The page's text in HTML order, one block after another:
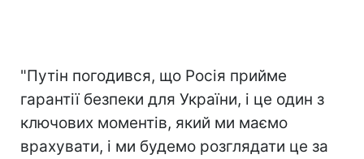
"Путін погодився, що Росія прийме
гарантії безпеки для України, і це один з
ключових моментів, який ми маємо
врахувати, і ми будемо розглядати це за